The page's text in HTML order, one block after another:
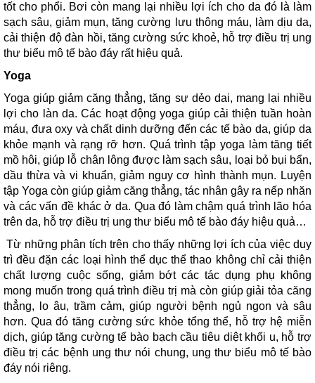
tốt cho phổi. Bơi còn mang lại nhiều lợi ích cho da đó là làm
sạch sâu, giảm mụn, tăng cường lưu thông máu, làm dịu da,
cải thiện độ đàn hồi, tăng cường sức khoẻ, hỗ trợ điều trị ung
thư biểu mô tế bào đáy rất hiệu quả.
Yoga
Yoga giúp giảm căng thẳng, tăng sự dẻo dai, mang lại nhiều
lợi cho làn da. Các hoạt động yoga giúp cải thiện tuần hoàn
máu, đưa oxy và chất dinh dưỡng đến các tế bào da, giúp da
khỏe mạnh và rạng rỡ hơn. Quá trình tập yoga làm tăng tiết
mồ hôi, giúp lỗ chân lông được làm sạch sâu, loại bỏ bụi bẩn,
dầu thừa và vi khuẩn, giảm nguy cơ hình thành mụn. Luyện
tập Yoga còn giúp giảm căng thẳng, tác nhân gây ra nếp nhăn
và các vấn đề khác ở da. Qua đó làm chậm quá trình lão hóa
trên da, hỗ trợ điều trị ung thư biểu mô tế bào đáy hiệu quả…
Từ những phân tích trên cho thấy những lợi ích của việc duy
trì đều đặn các loại hình thể dục thể thao không chỉ cải thiện
chất lượng cuộc sống, giảm bớt các tác dụng phụ không
mong muốn trong quá trình điều trị mà còn giúp giải tỏa căng
thẳng, lo âu, trầm cảm, giúp người bệnh ngủ ngon và sâu
hơn. Qua đó tăng cường sức khỏe tổng thể, hỗ trợ hệ miễn
dịch, giúp tăng cường tế bào bạch cầu tiêu diệt khối u, hỗ trợ
điều trị các bệnh ung thư nói chung, ung thư biểu mô tế bào
đáy nói riêng.